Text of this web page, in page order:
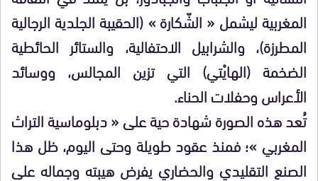
المغربية ليشمل « الشّكارة » (الحقيبة الجلدية الرجالية
المطرزة)، والشرابيل الاحتفالية، والستائر الحائطية
الضخمة (الهايْتي) التي تزين المجالس، ووسائد
الأعراس وحفلات الحناء.
تُعد هذه الصورة شهادة حية على « دبلوماسية التراث
المغربي »؛ فمنذ عقود طويلة وحتى اليوم، ظل هذا
الصنع التقليدي والحضاري يفرض هيبته وجماله على